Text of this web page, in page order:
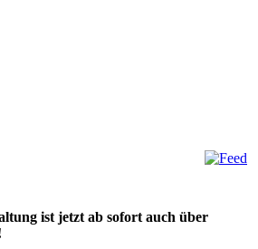
ist jetzt ab sofort auch über